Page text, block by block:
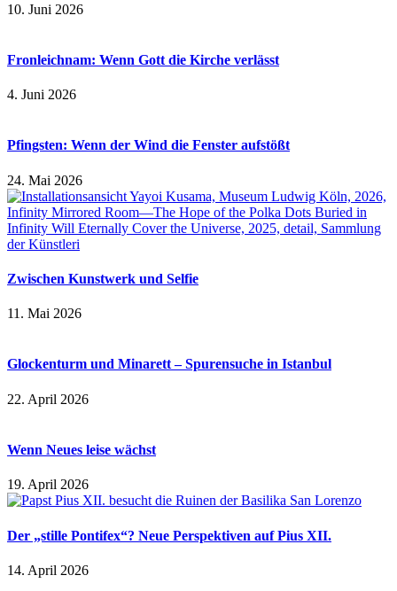
10. Juni 2026
Fronleichnam: Wenn Gott die Kirche verlässt
4. Juni 2026
Pfingsten: Wenn der Wind die Fenster aufstößt
24. Mai 2026
Zwischen Kunstwerk und Selfie
11. Mai 2026
Glockenturm und Minarett – Spurensuche in Istanbul
22. April 2026
Wenn Neues leise wächst
19. April 2026
Der „stille Pontifex“? Neue Perspektiven auf Pius XII.
14. April 2026